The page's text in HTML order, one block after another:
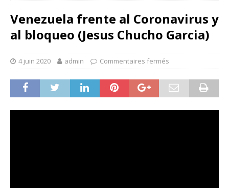
Venezuela frente al Coronavirus y
al bloqueo (Jesus Chucho Garcia)
4 juin 2020 admin Commentaires fermés